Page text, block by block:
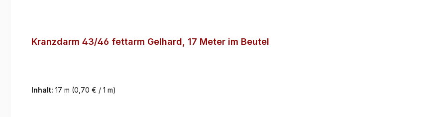
Kranzdarm 43/46 fettarm Gelhard, 17 Meter im Beutel
Inhalt: 17 m (0,70 € / 1 m)